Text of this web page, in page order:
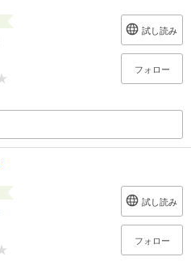
試し読み
フォロー
試し読み
フォロー